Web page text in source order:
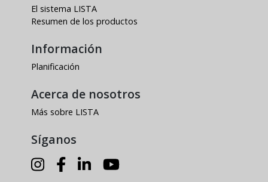
El sistema LISTA
Resumen de los productos
Información
Planificación
Acerca de nosotros
Más sobre LISTA
Síganos